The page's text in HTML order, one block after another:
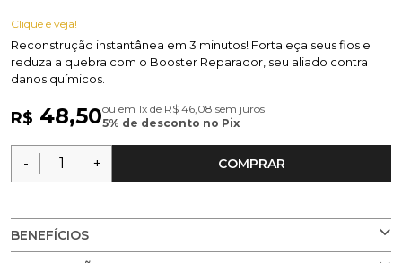
Clique e veja!
Reconstrução instantânea em 3 minutos! Fortaleça seus fios e
reduza a quebra com o Booster Reparador, seu aliado contra
danos químicos.
R$ 48,50ou em 1x de R$ 46,08 sem juros
5% de desconto no Pix
- + COMPRAR
BENEFÍCIOS